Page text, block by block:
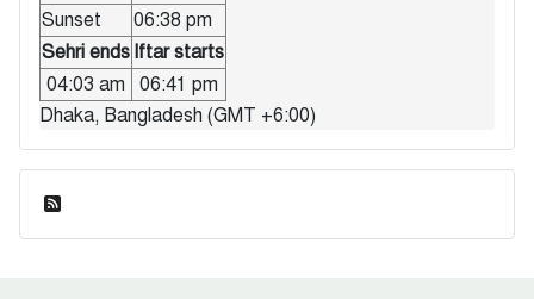
Sunset
06:38 pm
Sehri ends Iftar starts
04:03 am
06:41 pm
Dhaka, Bangladesh (GMT +6:00)